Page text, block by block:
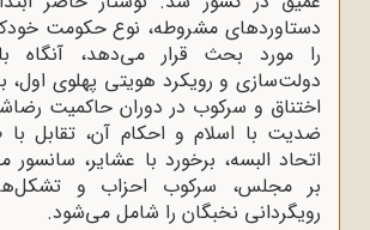
دستاوردهای مشروطه، نوع حکومت
را مورد بحث قرار می‌دهد، آنگاه
دولت‌سازی و رویکرد هویتی پهلوی اول،
اختناق و سرکوب در دوران حاکمیت
ضدیت با اسلام و احکام آن، تقابل با
اتحاد البسه، برخورد با عشایر،
بر مجلس، سرکوب احزاب و
رویگردانی نخبگان را شامل می‌شود.